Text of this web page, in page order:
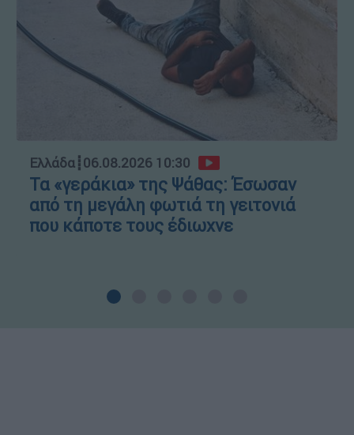
Ελλάδα┋06.08.2026 10:30
Τα «γεράκια» της Ψάθας: Έσωσαν
από τη μεγάλη φωτιά τη γειτονιά
που κάποτε τους έδιωχνε